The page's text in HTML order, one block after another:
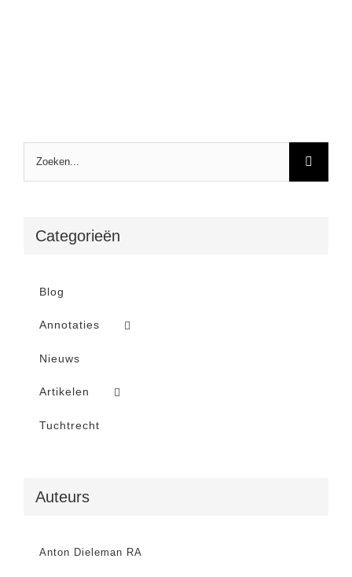
Categorieën
Blog
Annotaties
Nieuws
Artikelen
Tuchtrecht
Auteurs
Anton Dieleman RA